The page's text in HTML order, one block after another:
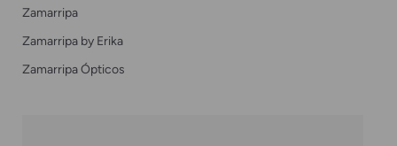
Zamarripa
Zamarripa by Erika
Zamarripa Ópticos